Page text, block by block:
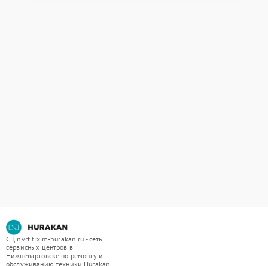
СЦ nvrt.fixim-hurakan.ru - сеть
сервисных центров в
Нижневартовске по ремонту и
обслуживанию техники Hurakan